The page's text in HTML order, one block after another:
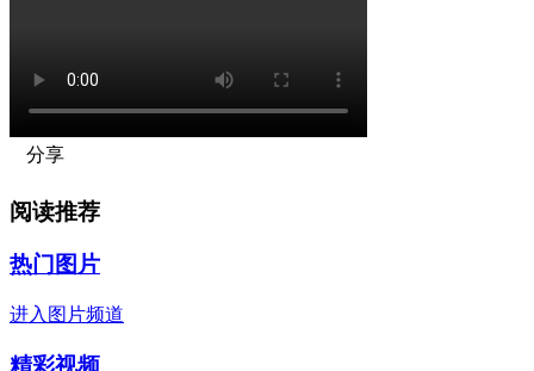
分享
阅读推荐
热门图片
进入图片频道
精彩视频